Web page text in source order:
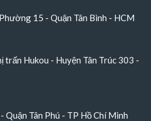
15 - Quận Tân Bình - HCM
Hukou - Huyện Tân Trúc 303 -
Quận Tân Phú - TP Hồ Chí Minh